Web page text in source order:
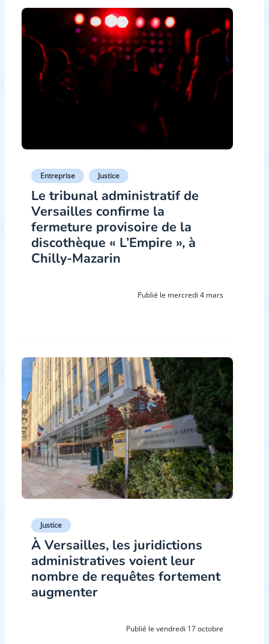
Entreprise Justice
Le tribunal administratif de
Versailles confirme la
fermeture provisoire de la
discothèque « L’Empire », à
Chilly-Mazarin
Publié le mercredi 4 mars
Justice
À Versailles, les juridictions
administratives voient leur
nombre de requêtes fortement
augmenter
Publié le vendredi 17 octobre